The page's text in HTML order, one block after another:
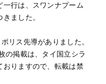
一行は、スワンナプーム
ました。
リス先導がありました。
の掲載は、タイ国立シラ
りますので、転載は禁